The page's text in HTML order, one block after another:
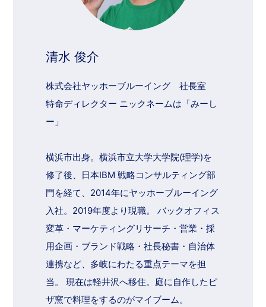
清水 俊介
株式会社ヤッホーブルーイング 社長室
特命ディレクター ニックネームは「みーし
ー」
横浜市出身。横浜市立大学大学院(理学)を
修了後、日本IBM 戦略コンサルティング部
門を経て、2014年にヤッホーブルーイング
入社。2019年度より現職。 バックオフィス
変革・マーケティングリサーチ・営業・採
用企画・ブランド戦略・社長秘書・自治体
連携など、多岐にわたる重点テーマを担
当。 現在は軽井沢へ移住。庭に自作したピ
ザ窯で料理をするのがマイブーム。